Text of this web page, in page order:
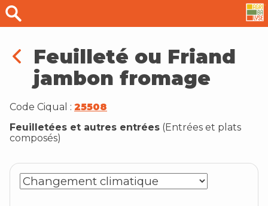
Feuilleté ou Friand
jambon fromage
Code Ciqual : 25508
Feuilletées et autres entrées (Entrées et plats
composés)